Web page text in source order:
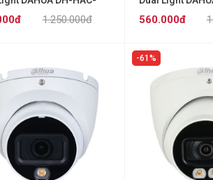
IL-A
1.250.000đ
HDW1200TP-IL-A
560.000đ
61%